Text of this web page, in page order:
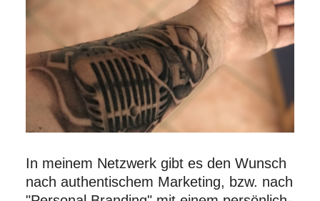
In meinem Netzwerk gibt es den Wunsch
nach authentischem Marketing, bzw. nach